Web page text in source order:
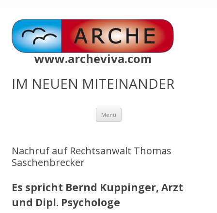
www.archeviva.com
IM NEUEN MITEINANDER
Menü Zum
springen
Nachruf auf Rechtsanwalt Thomas
Saschenbrecker
Es spricht Bernd Kuppinger, Arzt
und Dipl. Psychologe